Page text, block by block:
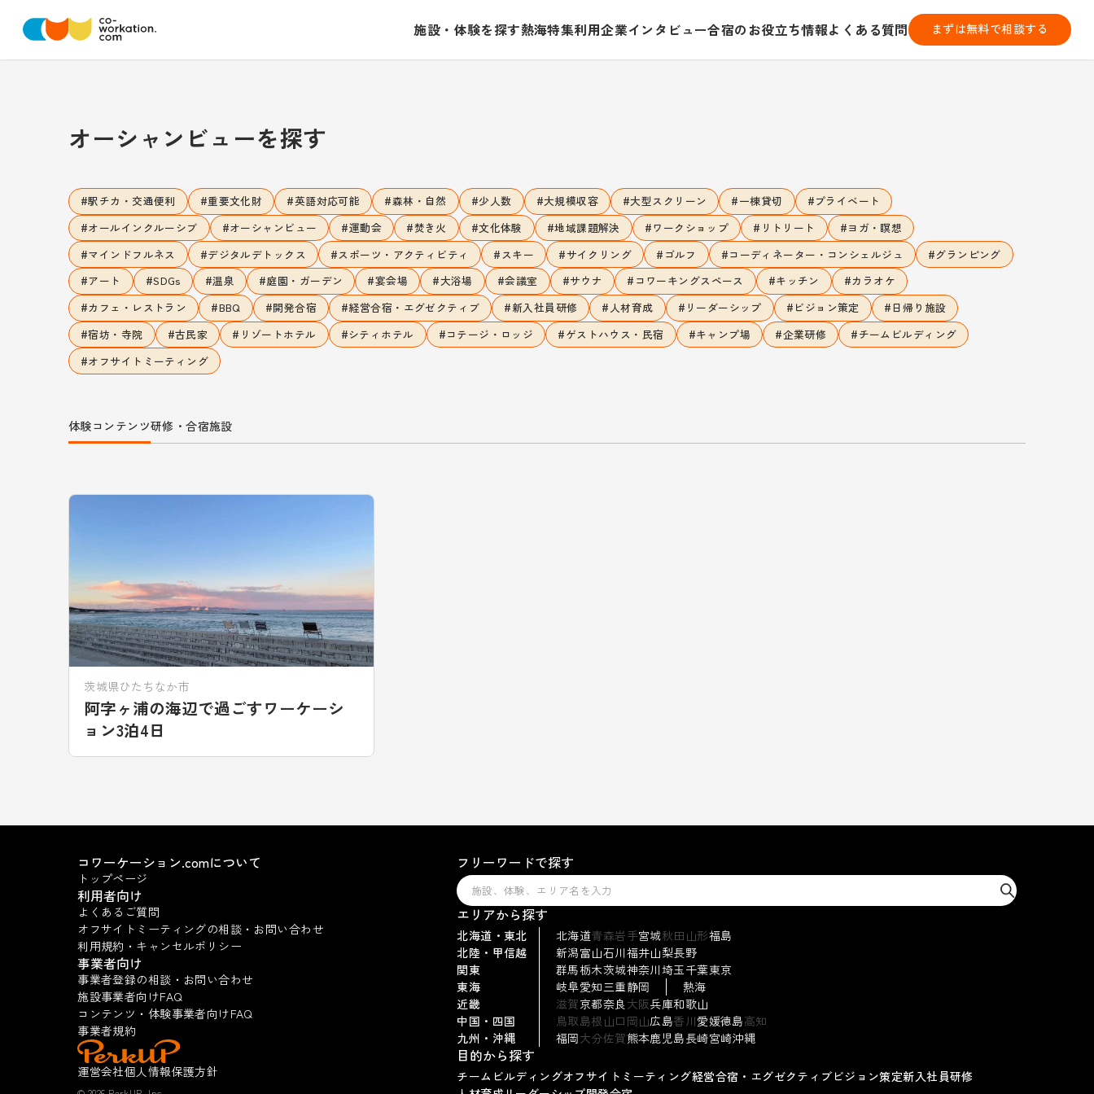
施設・体験を探す熱海特集利用企業インタビュー合宿のお役立ち情報よくある質問 まずは無料で相談する
オーシャンビューを探す
#駅チカ・交通便利 #重要文化財 #英語対応可能 #森林・自然 #少人数 #大規模収容 #大型スクリーン #一棟貸切 #プライベート
#オールインクルーシブ #オーシャンビュー #運動会 #焚き火 #文化体験 #地域課題解決 #ワークショップ # リトリート #ヨガ・瞑想
#マインドフルネス #デジタルデトックス #スポーツ・アクティビティ #スキー #サイクリング # ゴルフ #コーディネーター・コンシェルジュ #グランピング
#アート #SDGs #温泉 #庭園・ガーデン #宴会場 #大浴場 #会議室 #サウナ # コワーキングスペース #キッチン #カラオケ
#カフェ・レストラン #BBQ #開発合宿 #経営合宿・エグゼクティブ #新入社員研修 #人材育成 # リーダーシップ # ビジョン策定 #日帰り施設
#宿坊・寺院 #古民家 # リゾートホテル #シティホテル #コテージ・ロッジ #ゲストハウス・民宿 #キャンプ場 #企業研修 #チームビルディング
#オフサイトミーティング
体験コンテンツ研修・合宿施設
茨城県ひたちなか市
阿字ヶ浦の海辺で過ごすワーケーシ
ョン3泊4日
コワーケーション.comについて
トップページ
利用者向け
よくあるご質問
オフサイトミーティングの相談・お問い合わせ
利用規約・キャンセルポリシー
事業者向け
事業者登録の相談・お問い合わせ
施設事業者向けFAQ
コンテンツ・体験事業者向けFAQ
事業者規約
運営会社個人情報保護方針
フリーワードで探す
エリアから探す
北海道・東北 北海道青森岩手宮城秋田 山形福島
北陸・甲信越
新潟富山石川福井山梨長野
関東
群馬栃木茨城神奈川埼玉千葉東京
東海
岐阜愛知三重静岡
熱海
近畿
滋賀京都奈良 大阪兵庫和歌山
中国・四国
鳥取島根 山口 岡山広島香川愛媛徳島高知
九州・沖縄
福岡大分佐賀熊本鹿児島長崎宮崎沖縄
目的から探す
チームビルディングオフサイトミーティング経営合宿・エグゼクティブ ビジョン策定新入社員研修